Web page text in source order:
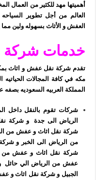
أهميتها مهد للكثير من العمال
العالم من أجل تطوير
العفش و الأثاث بسهوله ولين
خدمات شركة
تقدم شركة نقل عفش و اثاث
مكه في كافة المجالات
المملكة العربيه السعوديه بصفه
شركات تقوم بالنقل
الرياض الى جدة و شركة
شركة نقل اثاث و عفش من
من الرياض الى الخبر و
شركة نقل اثاث و عفش من
عفش من الرياض الي حائل
الجبيل و شركة نقل اثاث و